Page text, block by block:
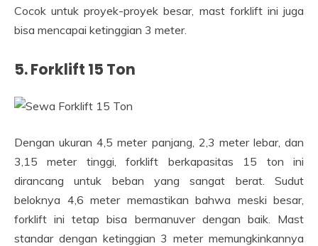
Cocok untuk proyek-proyek besar, mast forklift ini juga
bisa mencapai ketinggian 3 meter.
5. Forklift 15 Ton
Dengan ukuran 4,5 meter panjang, 2,3 meter lebar, dan
3,15 meter tinggi, forklift berkapasitas 15 ton ini
dirancang untuk beban yang sangat berat. Sudut
beloknya 4,6 meter memastikan bahwa meski besar,
forklift ini tetap bisa bermanuver dengan baik. Mast
standar dengan ketinggian 3 meter memungkinkannya